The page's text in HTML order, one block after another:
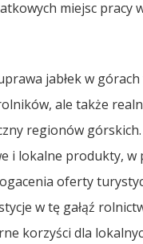
miejsc pracy
jabłek w
ale także
regionów
i lokalne produkty, w
oferty
w tę gałąź
korzyści dla